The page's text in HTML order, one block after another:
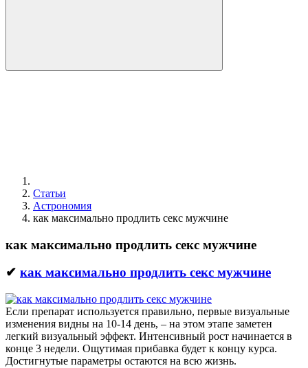
Статьи
Астрономия
как максимально продлить секс мужчине
как максимально продлить секс мужчине
✔ как максимально продлить секс мужчине
Если препарат используется правильно, первые визуальные
изменения видны на 10-14 день, – на этом этапе заметен
легкий визуальный эффект. Интенсивный рост начинается в
конце 3 недели. Ощутимая прибавка будет к концу курса.
Достигнутые параметры остаются на всю жизнь.